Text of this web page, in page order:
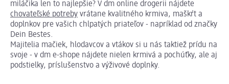
miláčika len to najlepšie? V dm online drogerii nájdete
chovateľské potreby vrátane kvalitného krmiva, maškŕt a
doplnkov pre vašich chlpatých priateľov - napríklad od značky
Dein Bestes.
Majitelia mačiek, hlodavcov a vtákov si u nás taktiež prídu na
svoje - v dm e-shope nájdete nielen krmivá a pochúťky, ale aj
podstielky, príslušenstvo a výživové doplnky.